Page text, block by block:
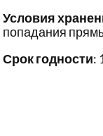
Условия
попадания
Срок годности: